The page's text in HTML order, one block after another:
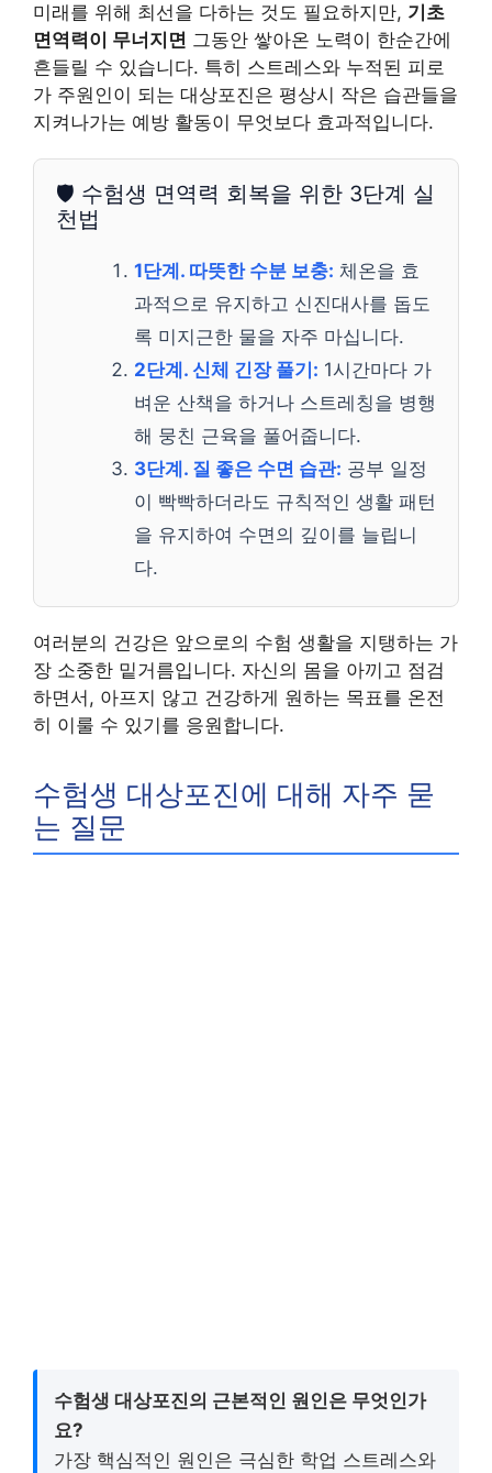
미래를 위해 최선을 다하는 것도 필요하지만, 기초
면역력이 무너지면 그동안 쌓아온 노력이 한순간에
흔들릴 수 있습니다. 특히 스트레스와 누적된 피로
가 주원인이 되는 대상포진은 평상시 작은 습관들을
지켜나가는 예방 활동이 무엇보다 효과적입니다.
🛡️ 수험생 면역력 회복을 위한 3단계 실
천법
1단계. 따뜻한 수분 보충: 체온을 효
과적으로 유지하고 신진대사를 돕도
록 미지근한 물을 자주 마십니다.
2단계. 신체 긴장 풀기: 1시간마다 가
벼운 산책을 하거나 스트레칭을 병행
해 뭉친 근육을 풀어줍니다.
3단계. 질 좋은 수면 습관: 공부 일정
이 빡빡하더라도 규칙적인 생활 패턴
을 유지하여 수면의 깊이를 늘립니
다.
여러분의 건강은 앞으로의 수험 생활을 지탱하는 가
장 소중한 밑거름입니다. 자신의 몸을 아끼고 점검
하면서, 아프지 않고 건강하게 원하는 목표를 온전
히 이룰 수 있기를 응원합니다.
수험생 대상포진에 대해 자주 묻
는 질문
수험생 대상포진의 근본적인 원인은 무엇인가
요?
가장 핵심적인 원인은 극심한 학업 스트레스와